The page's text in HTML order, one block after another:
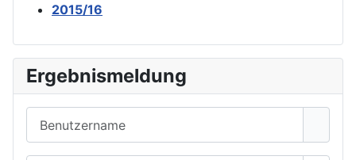
2015/16
Ergebnismeldung